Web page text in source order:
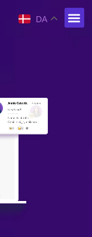
DA